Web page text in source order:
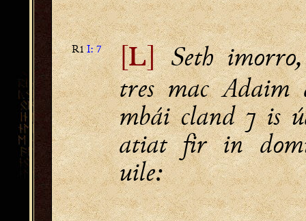
R1I: 7 [L]Seth
tres mac Adaim
mbái cland ⁊ is
atiat fir in
uile: